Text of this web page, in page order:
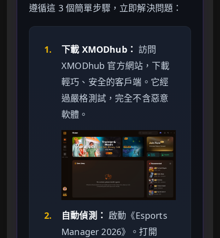
遵循這 3 個簡單步驟，立即解決問題：
1. 下載 XMODhub： 訪問
XMODhub 官方網站，下載
輕巧、安全的客戶端。它經
過嚴格測試，完全不含惡意
軟體。
2. 自動偵測： 啟動《Esports
Manager 2026》。打開